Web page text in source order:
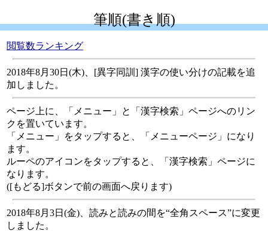
筆順(書き順)
閲覧数ランキング
2018年8月30日(木)、[異字同訓] 漢字の使い分けの記載を追
加しました。
ページ上に、「メニュー」と「漢字検索」ページへのリン
クを置いています。
「メニュー」をタップすると、「メニューページ」になり
ます。
ルーペのアイコンをタップすると、「漢字検索」ページに
なります。
([もどる]ボタンで前の画面へ戻ります)
2018年8月3日(金)、読みと読みの間を“全角スペース”に変更
しました。